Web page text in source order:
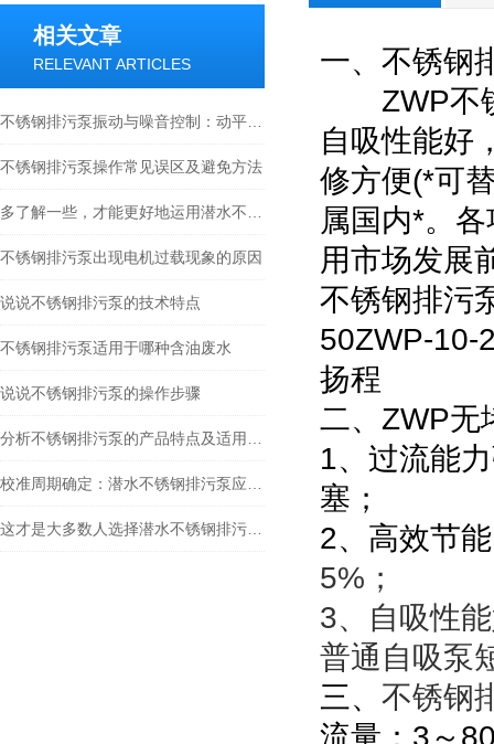
相关文章
RELEVANT ARTICLES
不锈钢排污泵操作常见误区及避免方法
不锈钢排污泵出现电机过载现象的原因
说说不锈钢排污泵的技术特点
不锈钢排污泵适用于哪种含油废水
说说不锈钢排污泵的操作步骤
一、 不锈钢
ZWP不
自吸性能好
修方便(*可
属国内*。
用市场发展
不锈钢排污
50ZWP-10-
扬程
二、ZWP无
1、过流能
塞；
2、高效节
5%；
3、自吸性
普通自吸泵
三、 不锈钢
流量：3～